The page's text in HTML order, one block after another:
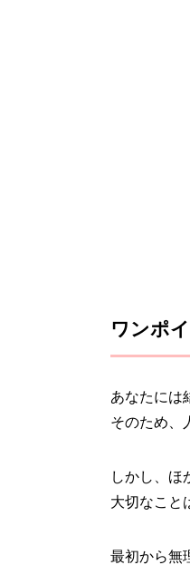
ワンポ
あなたには
そのため、
しかし、ほ
大切なこと
最初から無